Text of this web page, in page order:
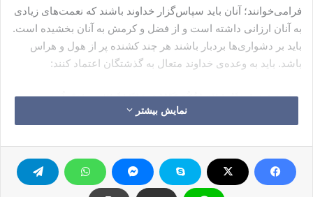
فرامی‌خوانند؛ آنان باید سپاس‌گزار خداوند باشند که نعمت‌های زیادی
به آنان ارزانی داشته است و از فضل و کرمش به آنان بخشیده است.
باید بر دشواری‌ها بردبار باشند هر چند کشنده پر از هول و هراس
باشد. باید به وعده‌ی خداوند متعال به گذشتگان اعتماد کنند:
«وَإِن تَصْبِرُوا وَتَتَّقُوا لاَ یَضُرُّکُمْ کَیْدُهُمْ شَیْئًا إِنَّ اللهَ بِمَا یَعْمَلُونَ
مُحِیطٌ»[آل عمران: ۱۲۰]. اگر نیکی به شما دست دهد (و نعمتی
به شما بدی برسد، شادمان می‌شوند. و اگر (در برابر اذیّت و
آزارشان) بردباری کنید و (از دوستی با ایشان) بپرهیزید، حیله‌گری (و
دشمنانگی خائنانه‌ی) آنان به شما هیچ زیانی نمی‌رساند، (چه) شکّی
نمایش بیشتر